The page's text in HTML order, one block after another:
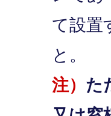
て設置
と。
注） た